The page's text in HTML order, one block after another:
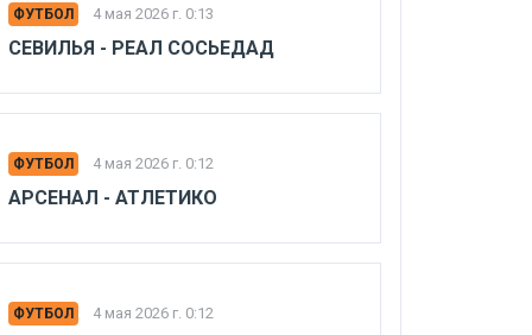
ФУТБОЛ 4 мая 2026 г. 0:13
СЕВИЛЬЯ - РЕАЛ СОСЬЕДАД
ФУТБОЛ 4 мая 2026 г. 0:12
АРСЕНАЛ - АТЛЕТИКО
ФУТБОЛ 4 мая 2026 г. 0:12